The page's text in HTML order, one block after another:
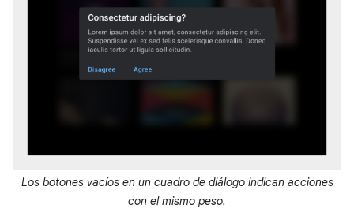
Los botones vacíos en un cuadro de diálogo indican acciones
con el mismo peso.